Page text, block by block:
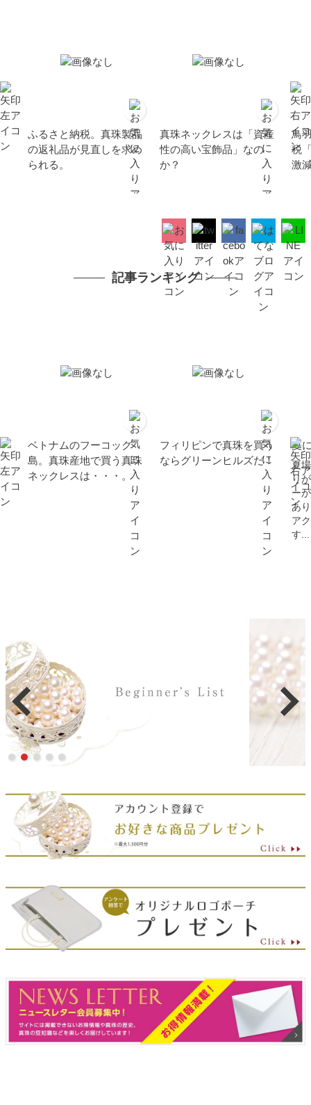
ふるさと納税。真珠製品
の返礼品が見直しを求め
られる。
真珠ネックレスは「資産
性の高い宝飾品」なの
か？
鳥
税
激
記事ランキング
ベトナムのフーコック
島。真珠産地で買う真珠
ネックレスは・・・。
フィリピンで真珠を買う
ならグリーンヒルズだ！
夏
夏
り
ー
あ
ア
す...